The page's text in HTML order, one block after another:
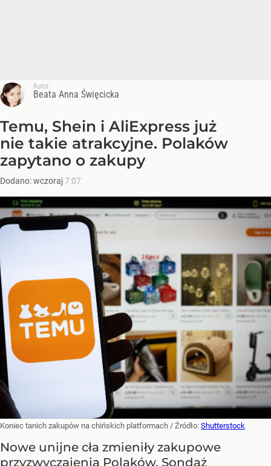
Autor:
Beata Anna Święcicka
Temu, Shein i AliExpress już
nie takie atrakcyjne. Polaków
zapytano o zakupy
Dodano:wczoraj7:07
Koniec tanich zakupów na chińskich platformach / Źródło: Shutterstock
Nowe unijne cła zmieniły zakupowe
przyzwyczajenia Polaków. Sondaż